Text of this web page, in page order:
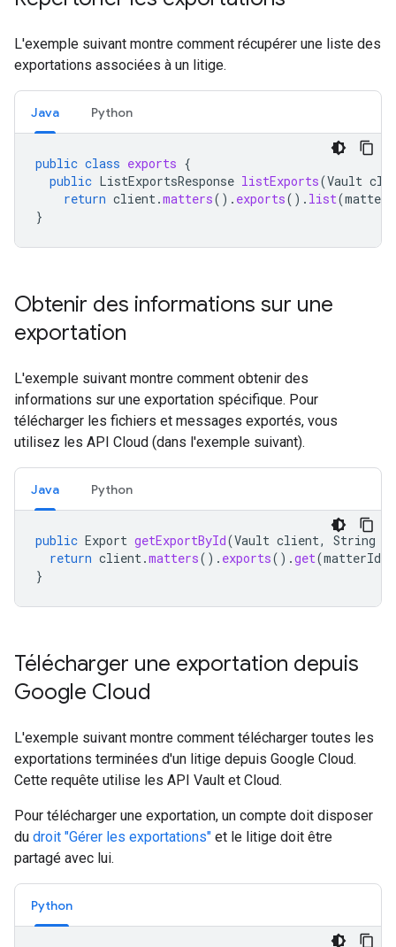
L'exemple suivant montre comment récupérer une liste des
exportations associées à un litige.
Java Python
public class exports {
public ListExportsResponse listExports(Vault
return client.matters(). exports(). list(
}
Obtenir des informations sur une
exportation
L'exemple suivant montre comment obtenir des
informations sur une exportation spécifique. Pour
télécharger les fichiers et messages exportés, vous
utilisez les API Cloud (dans l'exemple suivant).
Java Python
public Export getExportById(Vault client, String
return client.matters(). exports().get(matterId
}
Télécharger une exportation depuis
Google Cloud
L'exemple suivant montre comment télécharger toutes les
exportations terminées d'un litige depuis Google Cloud.
Cette requête utilise les API Vault et Cloud.
Pour télécharger une exportation, un compte doit disposer
du droit "Gérer les exportations" et le litige doit être
partagé avec lui.
Python